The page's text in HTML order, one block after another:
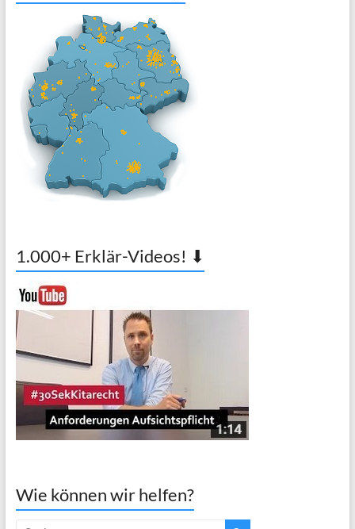
1.000+ Erklär-Videos! ⬇
Wie können wir helfen?